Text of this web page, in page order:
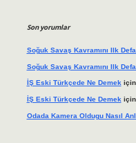
Son yorumlar
Soğuk Savaş Kavramını Ilk
Soğuk Savaş Kavramını Ilk
İŞ Eski Türkçede Ne Demekiçin
İŞ Eski Türkçede Ne Demek için
Odada Kamera Oldugu Nasıl